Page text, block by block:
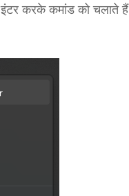
करके कमांड को चलाते हैं